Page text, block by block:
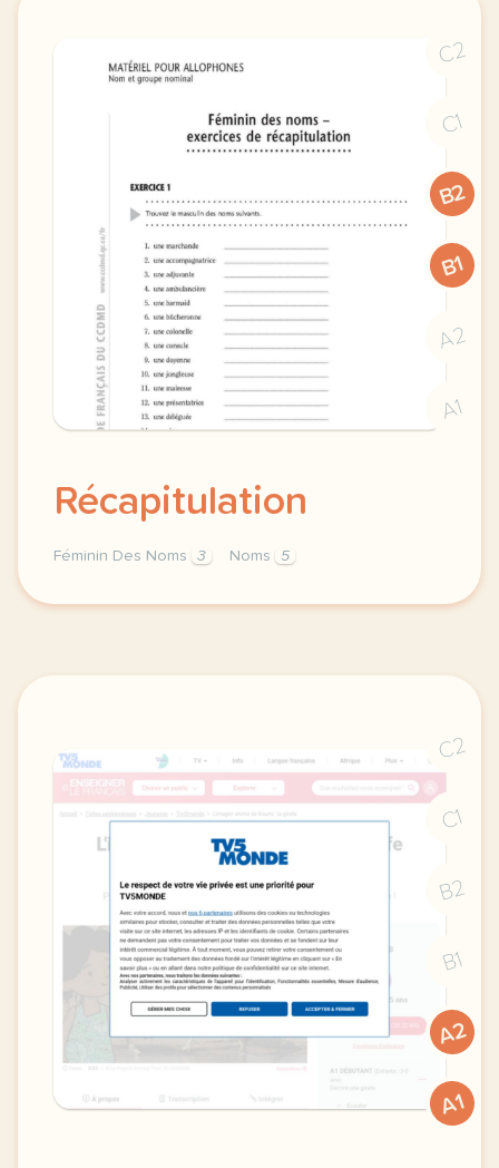
C2
C1
B2
B1
A2
A1
Récapitulation
Féminin Des Noms 3 Noms 5
feminin des noms materiel pour allophones
C2
C1
B2
B1
A2
A1